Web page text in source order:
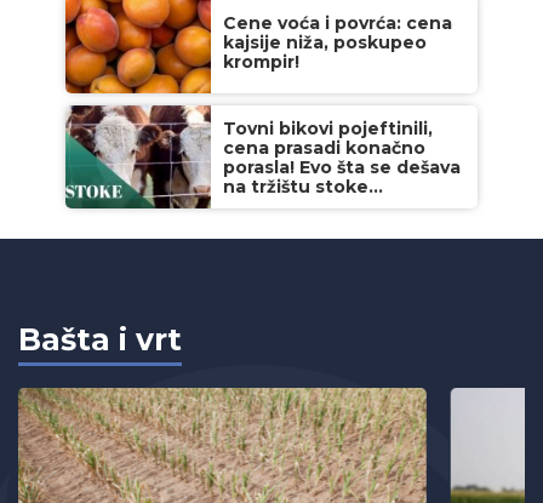
Cene voća i povrća: cena
kajsije niža, poskupeo
krompir!
Tovni bikovi pojeftinili,
cena prasadi konačno
porasla! Evo šta se dešava
na tržištu stoke...
Bašta i vrt